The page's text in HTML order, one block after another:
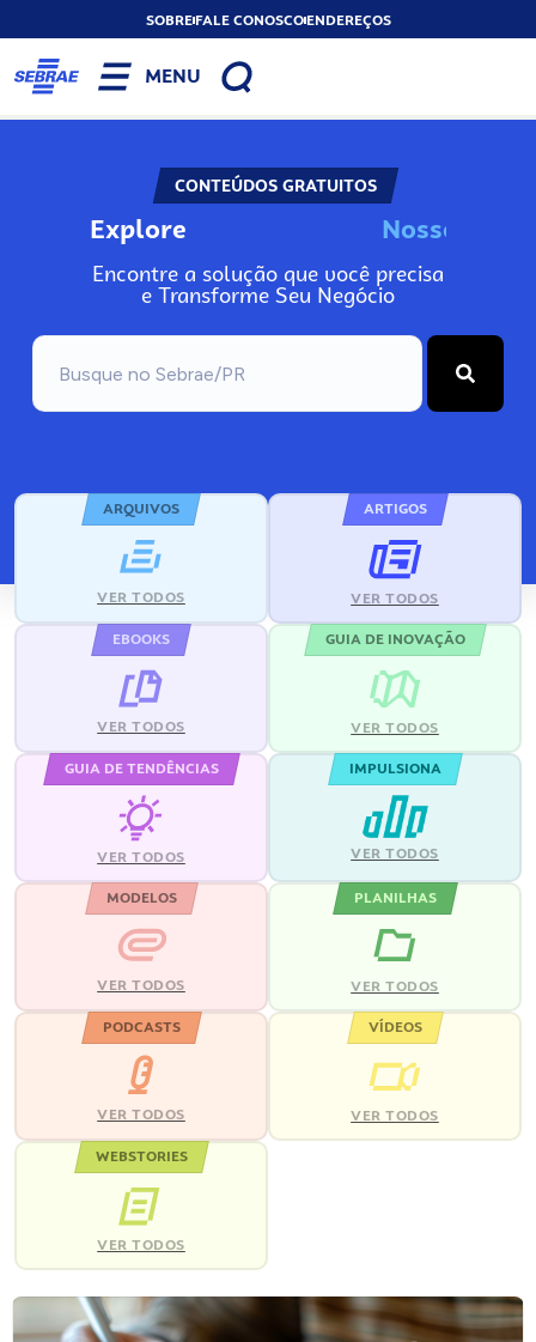
SOBREFALE CONOSCOENDEREÇOS
MENU
CONTEÚDOS GRATUITOS
Explore Nosso
Encontre a solução que você precisa
e Transforme Seu Negócio
ARQUIVOS
VER TODOS
ARTIGOS
VER TODOS
EBOOKS
VER TODOS
GUIA DE INOVAÇÃO
VER TODOS
GUIA DE TENDÊNCIAS
VER TODOS
IMPULSIONA
VER TODOS
MODELOS
VER TODOS
PLANILHAS
VER TODOS
PODCASTS
VER TODOS
VÍDEOS
VER TODOS
WEBSTORIES
VER TODOS